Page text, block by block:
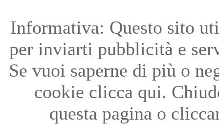
Informativa: Questo sito
per inviarti pubblicità e
Se vuoi saperne di più o
cookie clicca qui.
questa pagina o